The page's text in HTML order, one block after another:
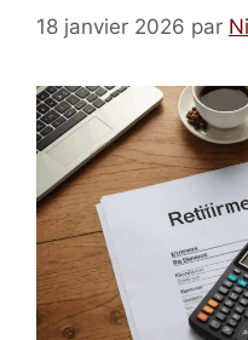
18 janvier 2026 par